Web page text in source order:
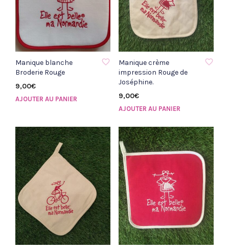
AJOUTER À LA LISTE D'ENVIE
Manique blanche
Broderie Rouge
9,00€
AJOUTER AU PANIER
AJOUTER À LA LISTE D'ENVIE
Manique crème
impression Rouge de
Joséphine.
9,00€
AJOUTER AU PANIER
AJOUTER À LA LISTE D'ENVIE AJOUTER À LA LISTE D'ENVIE